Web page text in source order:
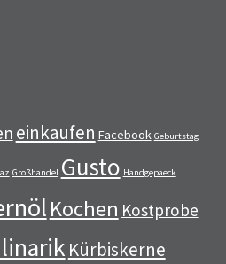
einkaufen Facebook Geburtstag
Großhandel Gusto Handgepaeck
Kochen Kostprobe
Kürbiskerne